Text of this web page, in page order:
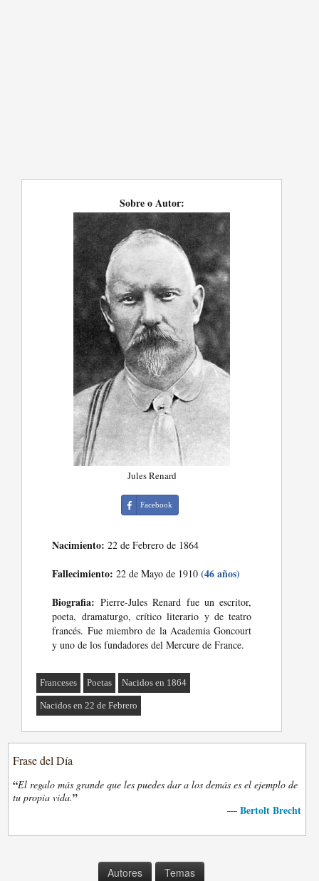
Sobre o Autor:
Jules Renard
Facebook
Nacimiento: 22 de Febrero de 1864
Fallecimiento: 22 de Mayo de 1910(46 años)
Biografia: Pierre-Jules Renard fue un escritor,
poeta, dramaturgo, crítico literario y de teatro
francés. Fue miembro de la Academia Goncourt
y uno de los fundadores del Mercure de France.
Franceses Poetas Nacidos en 1864
Nacidos en 22 de Febrero
Frase del Día
“El regalo más grande que les puedes dar a los demás es el ejemplo de
tu propia vida.”
— Bertolt Brecht
Autores Temas